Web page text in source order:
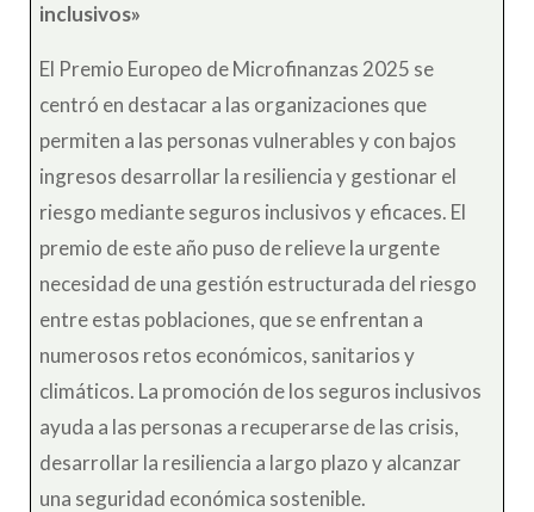
inclusivos»
El Premio Europeo de Microfinanzas 2025 se
centró en destacar a las organizaciones que
permiten a las personas vulnerables y con bajos
ingresos desarrollar la resiliencia y gestionar el
riesgo mediante seguros inclusivos y eficaces. El
premio de este año puso de relieve la urgente
necesidad de una gestión estructurada del riesgo
entre estas poblaciones, que se enfrentan a
numerosos retos económicos, sanitarios y
climáticos. La promoción de los seguros inclusivos
ayuda a las personas a recuperarse de las crisis,
desarrollar la resiliencia a largo plazo y alcanzar
una seguridad económica sostenible.